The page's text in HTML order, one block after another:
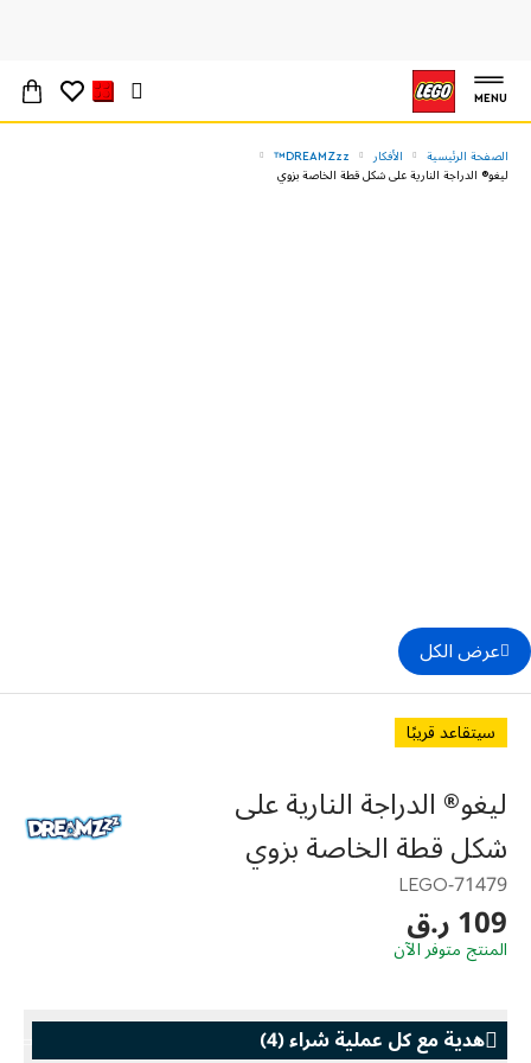
MENU
الصفحة الرئيسية الأفكار DREAMZzz™
ليغو® الدراجة النارية على شكل قطة الخاصة بزوي
عرض الكل
سيتقاعد قريبًا
ليغو® الدراجة النارية على
شكل قطة الخاصة بزوي
71479-LEGO
109 ر.ق
المنتج متوفر الآن
هدية مع كل عملية شراء(
4
)